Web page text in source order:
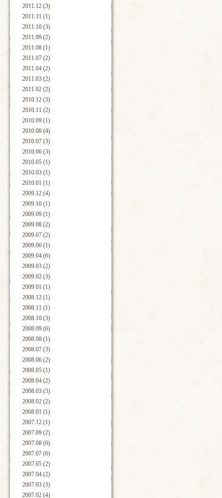
2011.12 (3)
2011.11 (1)
2011.10 (3)
2011.09 (2)
2011.08 (1)
2011.07 (2)
2011.04 (2)
2011.03 (2)
2011.02 (2)
2010.12 (3)
2010.11 (2)
2010.09 (1)
2010.08 (4)
2010.07 (3)
2010.06 (3)
2010.05 (1)
2010.03 (1)
2010.01 (1)
2009.12 (4)
2009.10 (1)
2009.09 (1)
2009.08 (2)
2009.07 (2)
2009.06 (1)
2009.04 (6)
2009.03 (2)
2009.02 (3)
2009.01 (1)
2008.12 (1)
2008.11 (1)
2008.10 (3)
2008.09 (6)
2008.08 (1)
2008.07 (3)
2008.06 (2)
2008.05 (1)
2008.04 (2)
2008.03 (3)
2008.02 (2)
2008.01 (1)
2007.12 (1)
2007.09 (2)
2007.08 (6)
2007.07 (6)
2007.05 (2)
2007.04 (2)
2007.03 (3)
2007.02 (4)